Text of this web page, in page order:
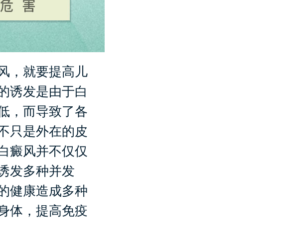
就要提高儿
诱发是由于白
，而导致了各
只是外在的皮
癜风并不仅仅
发多种并发
健康造成多种
体，提高免疫